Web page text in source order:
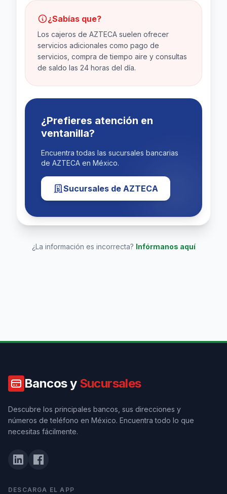
Ubicación Precisa
Lat: 21.80862200, Lng: -105.20711500
¿Sabías que?
Los cajeros de AZTECA suelen ofrecer
servicios adicionales como pago de
servicios, compra de tiempo aire y consultas
de saldo las 24 horas del día.
¿Prefieres atención en
ventanilla?
Encuentra todas las sucursales bancarias
de AZTECA en México.
Sucursales de AZTECA
¿La información es incorrecta? Infórmanos aquí
Bancos y Sucursales
Descubre los principales bancos, sus direcciones y
números de teléfono en México. Encuentra todo lo que
necesitas fácilmente.
DESCARGA EL APP